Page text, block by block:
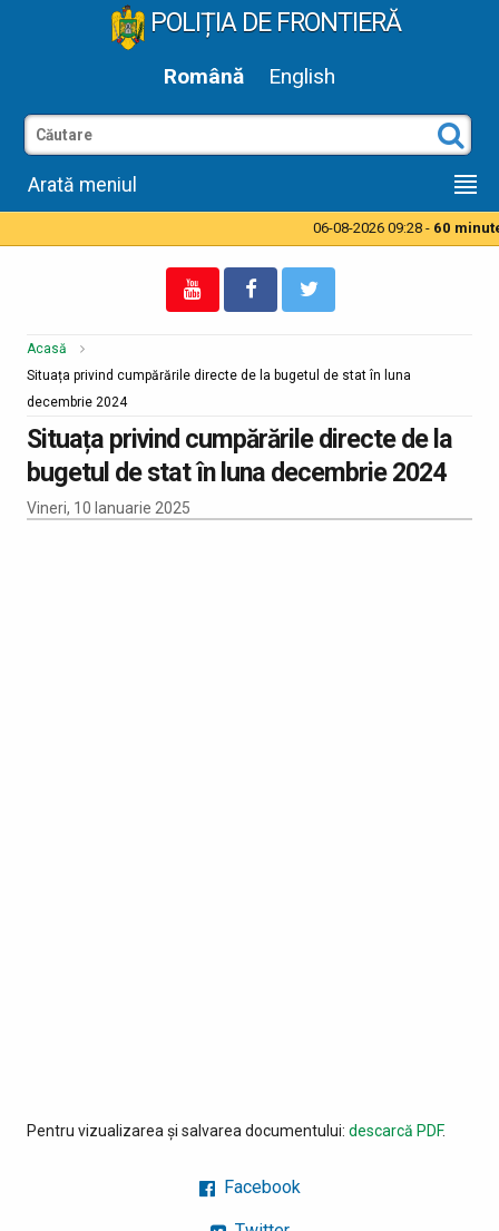
POLIȚIA DE FRONTIERĂ
Română English
Arată meniul
06-08-2026 09:28 - 60
Acasă
Situața privind cumpărările directe de la bugetul de stat în luna
decembrie 2024
Situața privind cumpărările directe de la
bugetul de stat în luna decembrie 2024
Vineri, 10 Ianuarie 2025
Pentru vizualizarea și salvarea documentului: descarcă PDF.
Facebook